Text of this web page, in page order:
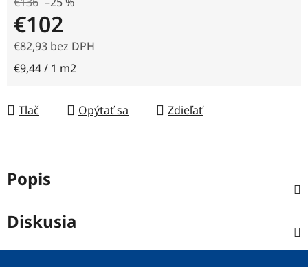
€102
€82,93 bez DPH
Jednotková cena:
€9,44 / 1 m2
Tlač Opýtať sa Zdieľať
Popis
Diskusia
Z